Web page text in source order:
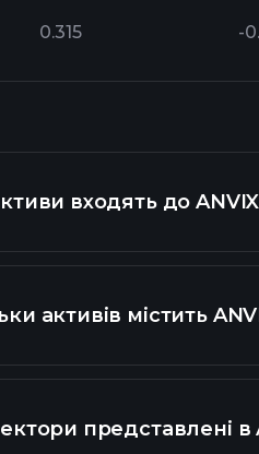
0.315 -
входять до
активів ANVIX фонд
активів містить
представлені